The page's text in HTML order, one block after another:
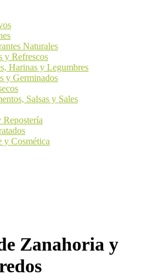
Naturales
y Refrescos
Harinas y Legumbres
y Germinados
Salsas y Sales
Repostería
y Cosmética
Zanahoria y